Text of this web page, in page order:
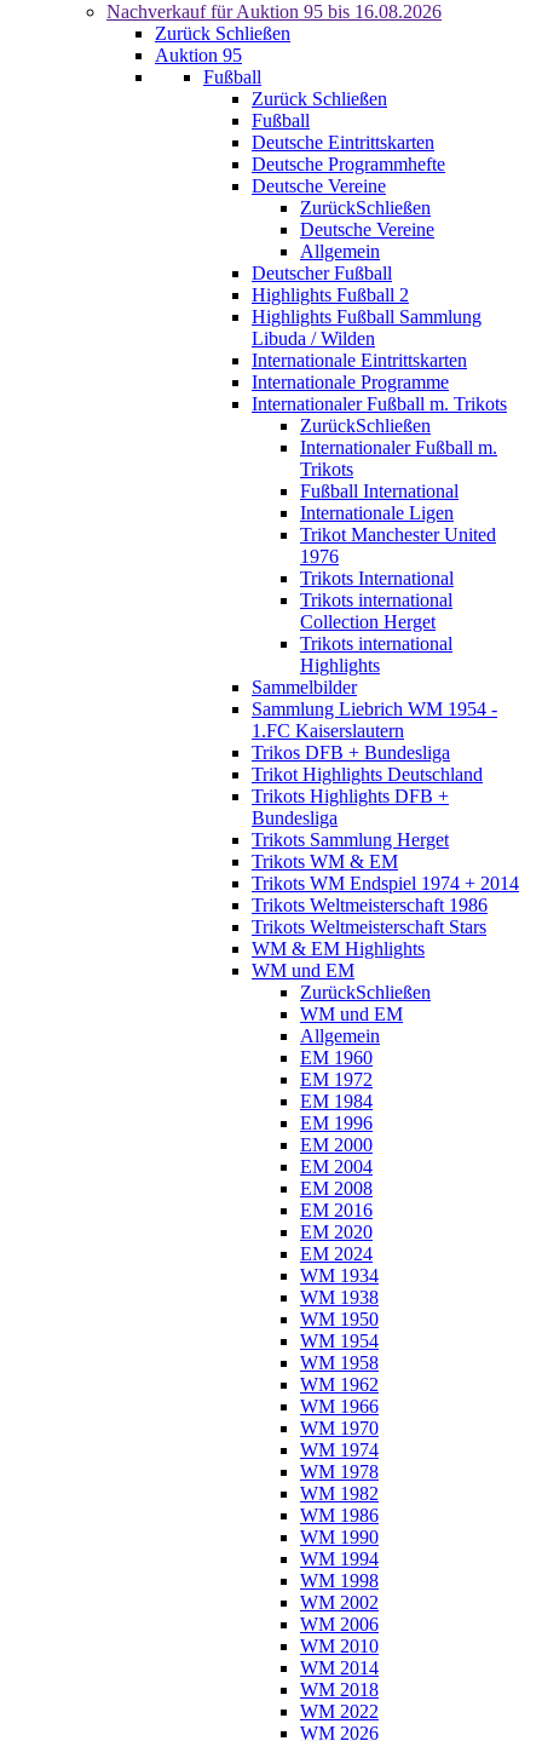
Nachverkauf für Auktion 95 bis 16.08.2026
Zurück Schließen
Auktion 95
Fußball
Zurück Schließen
Fußball
Deutsche Eintrittskarten
Deutsche Programmhefte
Deutsche Vereine
ZurückSchließen
Deutsche Vereine
Allgemein
Deutscher Fußball
Highlights Fußball 2
Highlights Fußball Sammlung
Libuda / Wilden
Internationale Eintrittskarten
Internationale Programme
Internationaler Fußball m. Trikots
ZurückSchließen
Internationaler Fußball m.
Trikots
Fußball International
Internationale Ligen
Trikot Manchester United
1976
Trikots International
Trikots international
Collection Herget
Trikots international
Highlights
Sammelbilder
Sammlung Liebrich WM 1954 -
1.FC Kaiserslautern
Trikos DFB + Bundesliga
Trikot Highlights Deutschland
Trikots Highlights DFB +
Bundesliga
Trikots Sammlung Herget
Trikots WM & EM
Trikots WM Endspiel 1974 + 2014
Trikots Weltmeisterschaft 1986
Trikots Weltmeisterschaft Stars
WM & EM Highlights
WM und EM
ZurückSchließen
WM und EM
Allgemein
EM 1960
EM 1972
EM 1984
EM 1996
EM 2000
EM 2004
EM 2008
EM 2016
EM 2020
EM 2024
WM 1934
WM 1938
WM 1950
WM 1954
WM 1958
WM 1962
WM 1966
WM 1970
WM 1974
WM 1978
WM 1982
WM 1986
WM 1990
WM 1994
WM 1998
WM 2002
WM 2006
WM 2010
WM 2014
WM 2018
WM 2022
WM 2026